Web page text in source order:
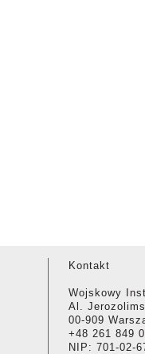
Kontakt
Wojskowy
Al.
00-909
+48 261 849
NIP: 701-02-